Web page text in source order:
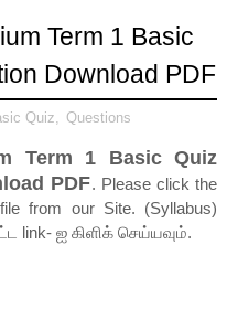
Term 1 Basic
Download PDF
Quiz Questions
Term 1 Basic Quiz
PDF. Please click the
from our Site. (Syllabus)
link- ஐ கிளிக் செய்யவும்.